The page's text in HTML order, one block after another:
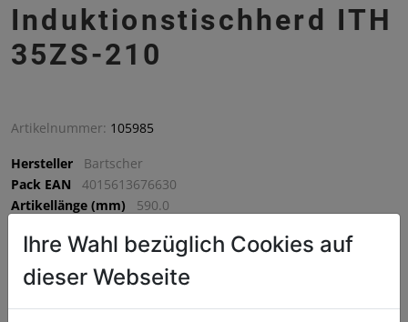
Induktionstischherd ITH
35ZS-210
Artikelnummer: 105985
Hersteller
Bartscher
Pack EAN
4015613676630
Artikellänge (mm)
590.0
Artikelhöhe (mm)
110.0
VPE
1 VPE = 1 Stück
Ihre Wahl bezüglich Cookies auf
dieser Webseite